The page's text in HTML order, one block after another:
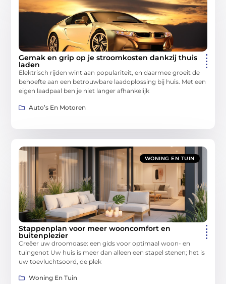
Gemak en grip op je stroomkosten dankzij thuis
laden
Elektrisch rijden wint aan populariteit, en daarmee groeit de
behoefte aan een betrouwbare laadoplossing bij huis. Met een
eigen laadpaal ben je niet langer afhankelijk
Auto’s En Motoren
WONING EN TUIN
Stappenplan voor meer wooncomfort en
buitenplezier
Creëer uw droomoase: een gids voor optimaal woon- en
tuingenot Uw huis is meer dan alleen een stapel stenen; het is
uw toevluchtsoord, de plek
Woning En Tuin